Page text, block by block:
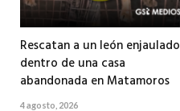
Rescatan a un león enjaulado
dentro de una casa
abandonada en Matamoros
4 agosto, 2026